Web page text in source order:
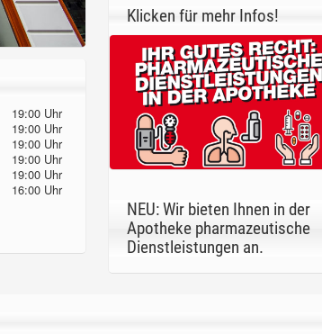
19:00 Uhr
19:00 Uhr
19:00 Uhr
19:00 Uhr
19:00 Uhr
16:00 Uhr
Klicken für mehr Infos!
NEU: Wir bieten Ihnen in der
Apotheke pharmazeutische
Dienstleistungen an.